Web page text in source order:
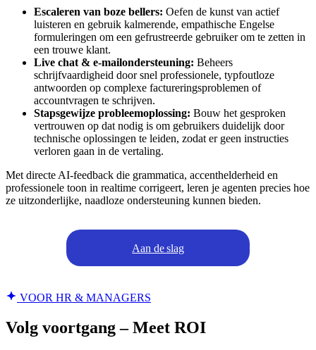
Escaleren van boze bellers: Oefen de kunst van actief
luisteren en gebruik kalmerende, empathische Engelse
formuleringen om een gefrustreerde gebruiker om te zetten in
een trouwe klant.
Live chat & e-mailondersteuning: Beheers
schrijfvaardigheid door snel professionele, typfoutloze
antwoorden op complexe factureringsproblemen of
accountvragen te schrijven.
Stapsgewijze probleemoplossing: Bouw het gesproken
vertrouwen op dat nodig is om gebruikers duidelijk door
technische oplossingen te leiden, zodat er geen instructies
verloren gaan in de vertaling.
Met directe AI-feedback die grammatica, accenthelderheid en
professionele toon in realtime corrigeert, leren je agenten precies hoe
ze uitzonderlijke, naadloze ondersteuning kunnen bieden.
Aan de slag
VOOR HR & MANAGERS
Volg voortgang – Meet ROI